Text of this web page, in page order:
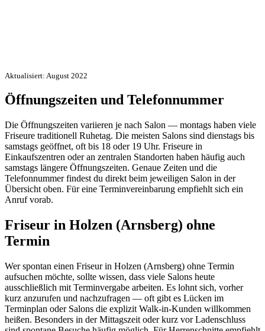
Aktualisiert: August 2022
Öffnungszeiten und Telefonnummer
Die Öffnungszeiten variieren je nach Salon — montags haben viele
Friseure traditionell Ruhetag. Die meisten Salons sind dienstags bis
samstags geöffnet, oft bis 18 oder 19 Uhr. Friseure in
Einkaufszentren oder an zentralen Standorten haben häufig auch
samstags längere Öffnungszeiten. Genaue Zeiten und die
Telefonnummer findest du direkt beim jeweiligen Salon in der
Übersicht oben. Für eine Terminvereinbarung empfiehlt sich ein
Anruf vorab.
Friseur in Holzen (Arnsberg) ohne
Termin
Wer spontan einen Friseur in Holzen (Arnsberg) ohne Termin
aufsuchen möchte, sollte wissen, dass viele Salons heute
ausschließlich mit Terminvergabe arbeiten. Es lohnt sich, vorher
kurz anzurufen und nachzufragen — oft gibt es Lücken im
Terminplan oder Salons die explizit Walk-in-Kunden willkommen
heißen. Besonders in der Mittagszeit oder kurz vor Ladenschluss